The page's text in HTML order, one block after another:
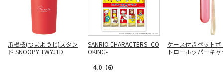
爪楊枝(つまようじ)スタン
ド SNOOPY TWYJ1D
SANRIO CHARACTERS -CO
OKING-
4.0 （6）
ケース付きペットボ
トローホッパーキャ